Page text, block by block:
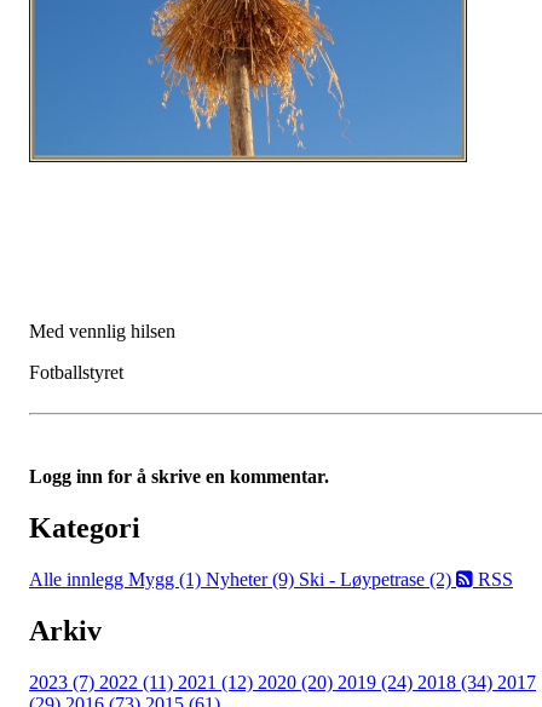
Med vennlig hilsen
Fotballstyret
Logg inn for å skrive en kommentar.
Kategori
Alle innlegg Mygg (1) Nyheter (9) Ski - Løypetrase (2) RSS
Arkiv
2023 (7) 2022 (11) 2021 (12) 2020 (20) 2019 (24) 2018 (34) 2017